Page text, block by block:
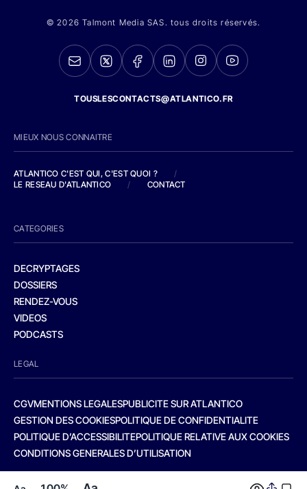
© 2026 Talmont Media SAS. tous droits réservés.
TOUSLESCONTACTS@ATLANTICO.FR
MIEUX NOUS CONNAITRE
ATLANTICO C'EST QUI, C'EST QUOI ?
/
LE RESEAU D'ATLANTICO
/ CONTACT
CATEGORIES
DECRYPTAGES
DOSSIERS
RENDEZ-VOUS
VIDEOS
PODCASTS
LEGAL
CGVMENTIONS LEGALESPUBLICITE SUR ATLANTICO
GESTION DES COOKIESPOLITIQUE DE CONFIDENTIALITE
POLITIQUE D’ACCESSIBILITEPOLITIQUE RELATIVE AUX COOKIES
CONDITIONS GENERALES D’UTILISATION